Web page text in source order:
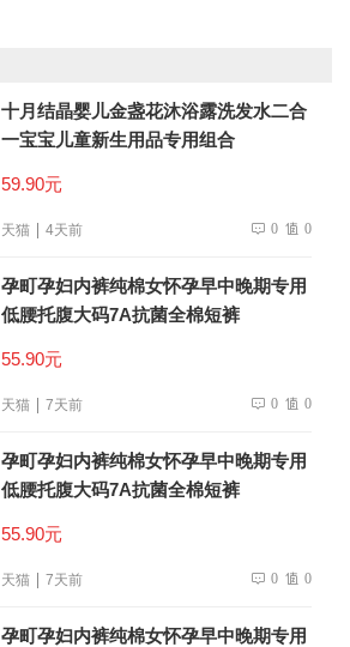
十月结晶婴儿金盏花沐浴露洗发水二合
一宝宝儿童新生用品专用组合
59.90元
天猫 4天前 0 0
孕町孕妇内裤纯棉女怀孕早中晚期专用
低腰托腹大码7A抗菌全棉短裤
55.90元
天猫 7天前 0 0
孕町孕妇内裤纯棉女怀孕早中晚期专用
低腰托腹大码7A抗菌全棉短裤
55.90元
天猫 7天前 0 0
孕町孕妇内裤纯棉女怀孕早中晚期专用